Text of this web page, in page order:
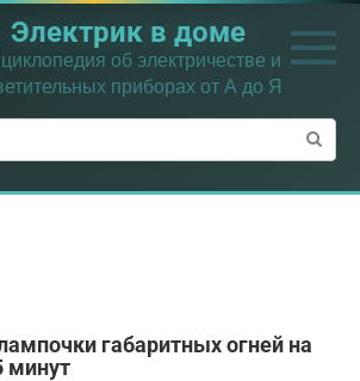
Электрик в доме
об электричестве и
приборах от А до Я
габаритных огней на
минут